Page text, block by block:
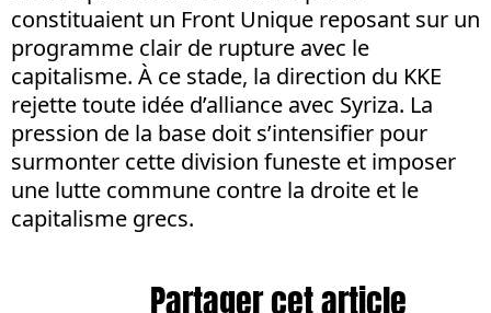
constituaient un Front Unique reposant sur un
programme clair de rupture avec le
capitalisme. À ce stade, la direction du KKE
rejette toute idée d’alliance avec Syriza. La
pression de la base doit s’intensifier pour
surmonter cette division funeste et imposer
une lutte commune contre la droite et le
capitalisme grecs.